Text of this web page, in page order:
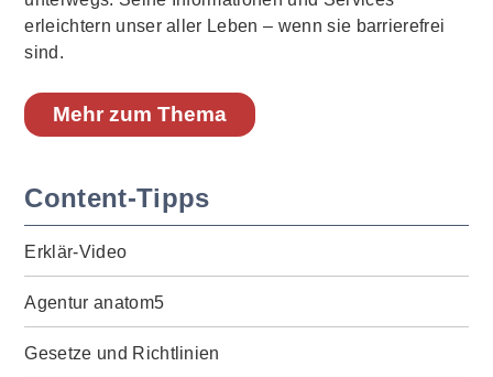
erleichtern unser aller Leben – wenn sie barrierefrei
sind.
Mehr zum Thema
Content-Tipps
Erklär-Video
Agentur anatom5
Gesetze und Richtlinien